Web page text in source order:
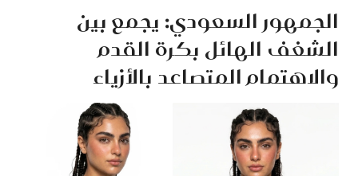
الجمهور السعودي: يجمع بين
الشغف الهائل بكرة القدم
والاهتمام المتصاعد بالأزياء